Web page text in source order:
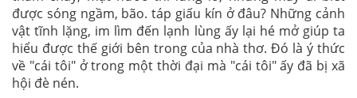
được sóng ngầm, bão. táp giấu kín ở đâu? Những cảnh
vật tĩnh lặng, im lìm đến lạnh lùng ấy lại hé mở giúp ta
hiểu được thế giới bên trong của nhà thơ. Đó là ý thức
về "cái tôi" ở trong một thời đại mà "cái tôi" ấy đã bị xã
hội đè nén.